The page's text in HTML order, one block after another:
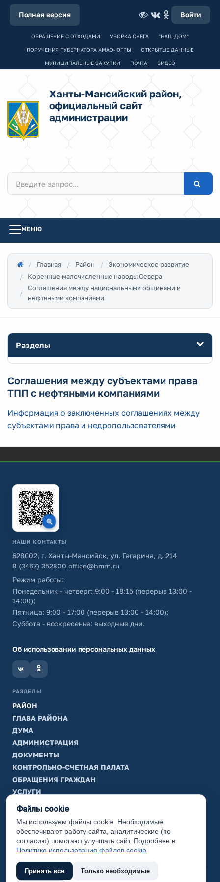
Полная версия Войти
ОБРАЩЕНИЕ С ОТХОДАМИ УБОРКА СНЕГА "НАШ ДОМ"
ПОРУЧЕНИЯ ГУБЕРНАТОРА ХМАО-ЮГРЫ ОТКРЫТЫЕ ДАННЫЕ
МУНИЦИПАЛЬНЫЕ ЗАКУПКИ ПОЧТА ВИДЕО
Ханты-Мансийский район,
официальный сайт
администрации
МЕНЮ
Главная Район
Экономическое развитие
Коренные малочисленные народы Севера
Соглашения между национальными общинами и
нефтяными компаниями
Разделы
Соглашения между субъектами права
ТПП с нефтяными компаниями
Информация о заключенных соглашениях между
субъектами права и недропользователями
НАШИ КОНТАКТЫ
628002, г. Ханты-Мансийск, ул. Гагарина, д. 214
8 (3467) 352800 office@hmrn.ru
Режим работы:
Понедельник - четверг: 9:00 - 18:15 (перерыв 13:00 -
14:00);
Пятница: 9:00 - 17:00 (перерыв 13:00 - 14:00);
Суббота - воскресенье: выходные дни.
Об использовании персональных данных
РАЗДЕЛЫ
РАЙОН
ГЛАВА РАЙОНА
ДУМА
АДМИНИСТРАЦИЯ
ДОКУМЕНТЫ
КОНТРОЛЬНО-СЧЕТНАЯ ПАЛАТА
ОБРАЩЕНИЯ ГРАЖДАН
УСЛУГИ
ТИК
ИНФОРМАЦИЯ
Законодательная карта
Карта сайта
Файлы cookie
Мы используем файлы cookie. Необходимые
обеспечивают работу сайта, аналитические (по
согласию) помогают улучшать сайт. Подробнее в
Политике использования файлов cookie
Принять все Только необходимые